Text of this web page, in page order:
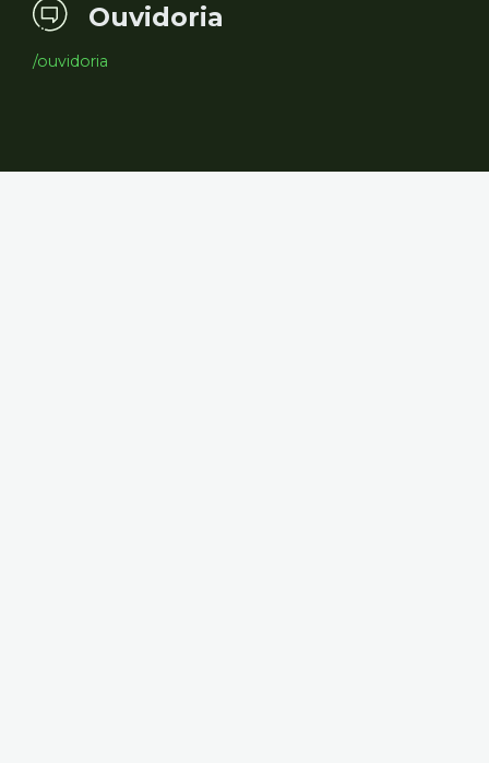
Ouvidoria
/ouvidoria